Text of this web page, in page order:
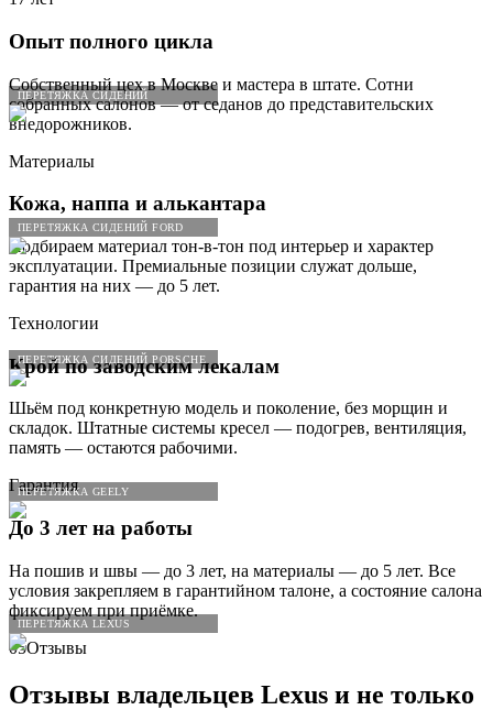
ПЕРЕТЯЖКА СИДЕНИЙ
ПЕРЕТЯЖКА СИДЕНИЙ FORD
ПЕРЕТЯЖКА СИДЕНИЙ PORSCHE
ПЕРЕТЯЖКА GEELY
ПЕРЕТЯЖКА LEXUS
Опыт полного цикла
Собственный цех в Москве и мастера в штате. Сотни
собранных салонов — от седанов до представительских
внедорожников.
Материалы
Кожа, наппа и алькантара
Подбираем материал тон-в-тон под интерьер и характер
эксплуатации. Премиальные позиции служат дольше,
гарантия на них — до 5 лет.
Технологии
Крой по заводским лекалам
Шьём под конкретную модель и поколение, без морщин и
складок. Штатные системы кресел — подогрев, вентиляция,
память — остаются рабочими.
Гарантия
До 3 лет на работы
На пошив и швы — до 3 лет, на материалы — до 5 лет. Все
условия закрепляем в гарантийном талоне, а состояние салона
фиксируем при приёмке.
05Отзывы
Отзывы владельцев Lexus и не только